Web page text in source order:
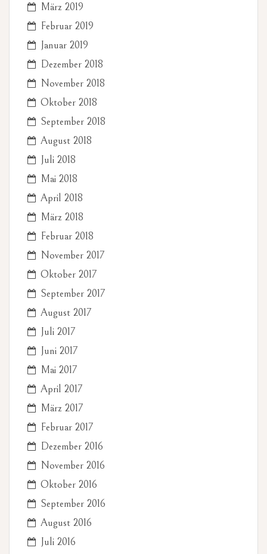
März 2019
Februar 2019
Januar 2019
Dezember 2018
November 2018
Oktober 2018
September 2018
August 2018
Juli 2018
Mai 2018
April 2018
März 2018
Februar 2018
November 2017
Oktober 2017
September 2017
August 2017
Juli 2017
Juni 2017
Mai 2017
April 2017
März 2017
Februar 2017
Dezember 2016
November 2016
Oktober 2016
September 2016
August 2016
Juli 2016